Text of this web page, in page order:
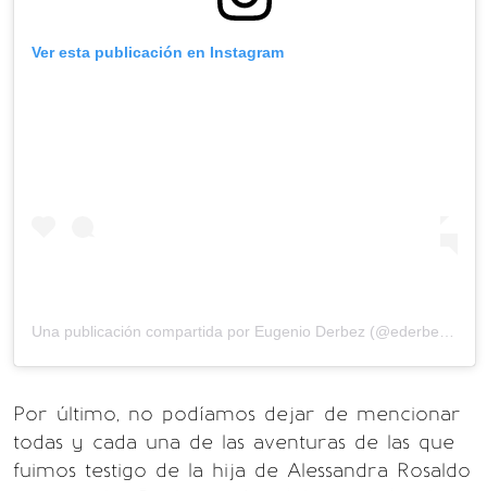
Ver esta publicación en Instagram
Una publicación compartida por Eugenio Derbez (@ederbez) el
Por último, no podíamos dejar de mencionar
todas y cada una de las aventuras de las que
fuimos testigo de la hija de Alessandra Rosaldo